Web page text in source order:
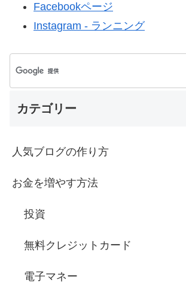
Facebookページ
Instagram - ランニング
カテゴリー
人気ブログの作り方
お金を増やす方法
投資
無料クレジットカード
電子マネー